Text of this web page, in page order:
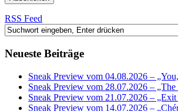
RSS Feed
Neueste Beiträge
Sneak Preview vom 04.08.2026 –
Sneak Preview vom 28.07.2026 –
Sneak Preview vom 21.07.2026 – „Exit
Sneak Preview vom 14.07.2026 –